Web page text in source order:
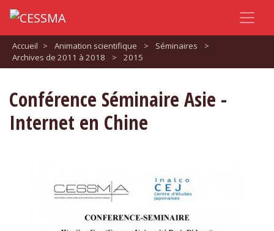
Accueil > Animation scientifique > Séminaires
>
Archives de 2011 à 2018
> 2015
Conférence Séminaire Asie -
Internet en Chine